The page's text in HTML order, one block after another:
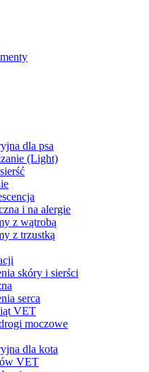
dla psa
(Light)
i na alergie
z wątrobą
z trzustką
skóry i sierści
serca
VET
moczowe
dla kota
VET